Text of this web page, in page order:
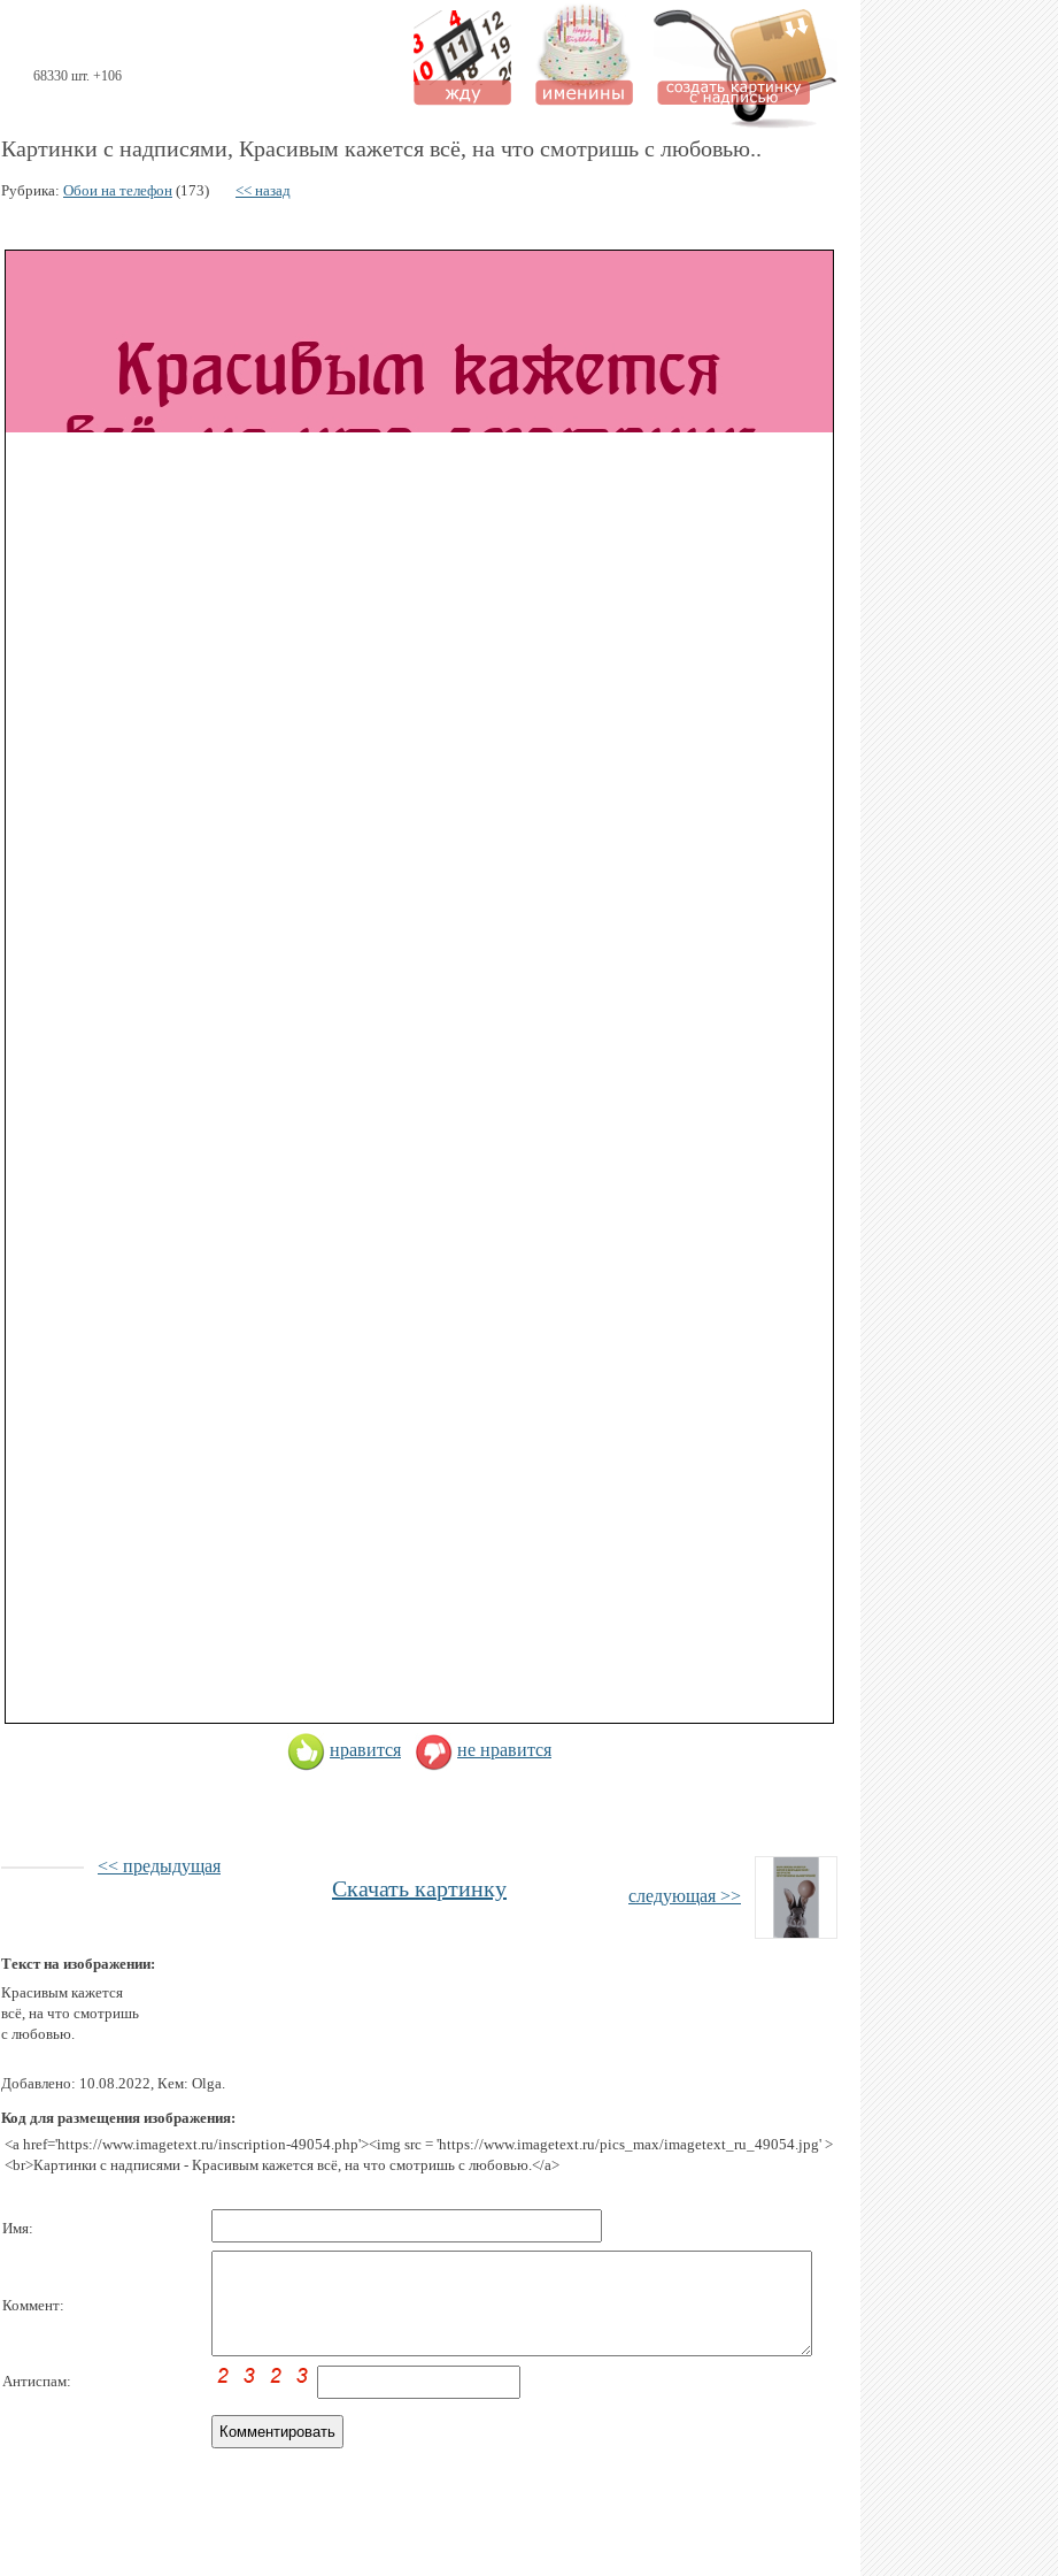
68330 шт. +106
Картинки с надписями, Красивым кажется всё, на что смотришь с любовью..
Рубрика: Обои на телефон (173) << назад
нравится не нравится
<< предыдущая
следующая >>
Скачать картинку
Текст на изображении:
Красивым кажется
всё, на что смотришь
с любовью.
Добавлено: 10.08.2022, Кем: Olga.
Код для размещения изображения:
<a href='https://www.imagetext.ru/inscription-49054.php'><img src = 'https://www.imagetext.ru/pics_max/imagetext_ru_49054.jpg' >
<br>Картинки с надписями - Красивым кажется всё, на что смотришь с любовью.</a>
Имя:
Коммент:
Антиспам: